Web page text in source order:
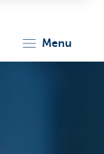
menu